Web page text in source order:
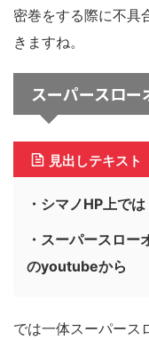
密巻をする際に不具
きますね。
スーパースロー
見出しテキスト
・シマノHP上で
・スーパースロ
のyoutubeから
では一体スーパース